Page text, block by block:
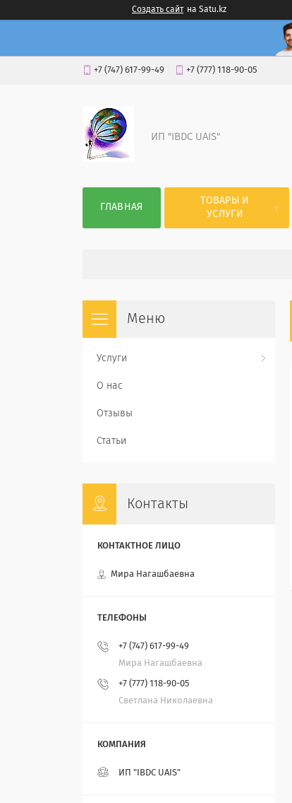
Создать сайт на Satu.kz
+7 (747) 617-99-49 +7 (777) 118-90-05
ИП "IBDC UAIS"
ГЛАВНАЯ
ТОВАРЫ И
УСЛУГИ
Услуги
О нас
Отзывы
Статьи
Контакты
Мира Нагашбаевна
+7 (747) 617-99-49
Мира Нагашбаевна
+7 (777) 118-90-05
Светлана Николаевна
ИП "IBDC UAIS"